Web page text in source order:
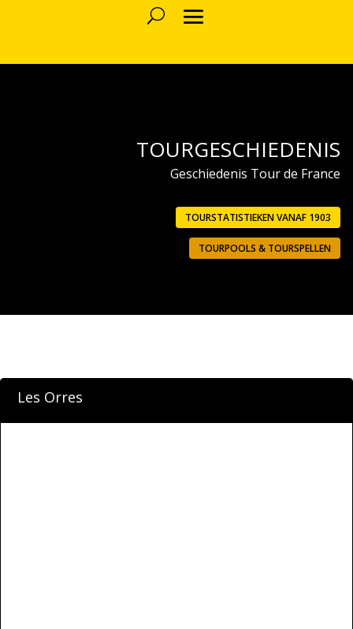
TOURGESCHIEDENIS
Geschiedenis Tour de France
TOURSTATISTIEKEN VANAF 1903
TOURPOOLS & TOURSPELLEN
Les Orres